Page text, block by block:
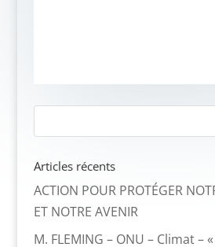
Articles récents
ACTION POUR PROTÉGER
ET NOTRE AVENIR
M. FLEMING – ONU – Climat –